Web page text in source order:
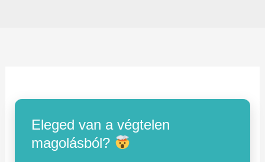
Eleged van a végtelen
magolásból?